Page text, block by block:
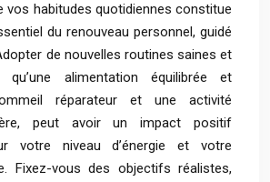
vos habitudes quotidiennes constitue
du renouveau personnel, guidé
de nouvelles routines saines et
qu’une alimentation équilibrée et
réparateur et une activité
peut avoir un impact positif
votre niveau d’énergie et votre
Fixez-vous des objectifs réalistes,